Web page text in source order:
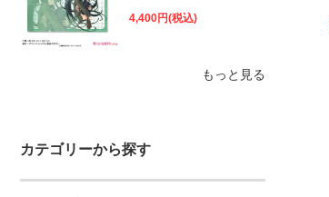
4,400円(税込)
もっと見る
カテゴリーから探す